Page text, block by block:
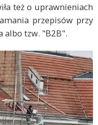
też o uprawnieniach
przepisów przy
albo tzw. "B2B".